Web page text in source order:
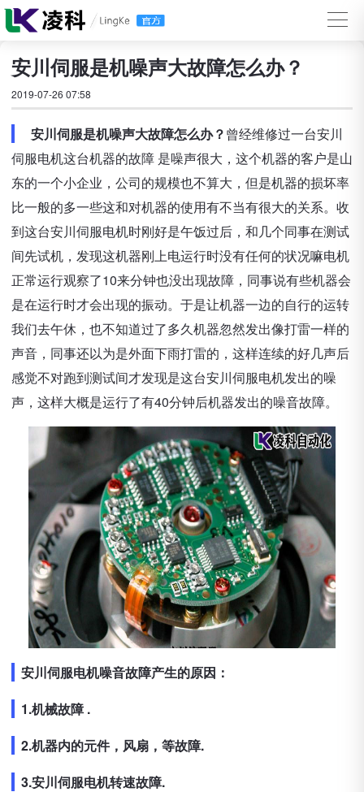
安川伺服是机噪声大故障怎么办？
2019-07-26 07:58
安川伺服是机噪声大故障怎么办？曾经维修过一台安川
伺服电机这台机器的故障 是噪声很大，这个机器的客户是山
东的一个小企业，公司的规模也不算大，但是机器的损坏率
比一般的多一些这和对机器的使用有不当有很大的关系。收
到这台安川伺服电机时刚好是午饭过后，和几个同事在测试
间先试机，发现这机器刚上电运行时没有任何的状况嘛电机
正常运行观察了10来分钟也没出现故障，同事说有些机器会
是在运行时才会出现的振动。于是让机器一边的自行的运转
我们去午休，也不知道过了多久机器忽然发出像打雷一样的
声音，同事还以为是外面下雨打雷的，这样连续的好几声后
感觉不对跑到测试间才发现是这台安川伺服电机发出的噪
声，这样大概是运行了有40分钟后机器发出的噪音故障。
安川伺服电机噪音故障产生的原因：
1.机械故障 .
2.机器内的元件，风扇，等故障.
3.安川伺服电机转速故障.